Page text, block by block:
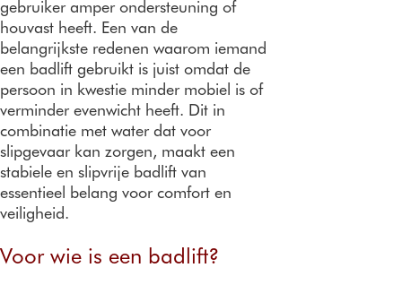
gebruiker amper ondersteuning of
houvast heeft. Een van de
belangrijkste redenen waarom iemand
een badlift gebruikt is juist omdat de
persoon in kwestie minder mobiel is of
verminder evenwicht heeft. Dit in
combinatie met water dat voor
slipgevaar kan zorgen, maakt een
stabiele en slipvrije badlift van
essentieel belang voor comfort en
veiligheid.
Voor wie is een badlift?